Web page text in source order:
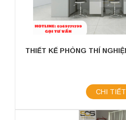
CHI TIẾT